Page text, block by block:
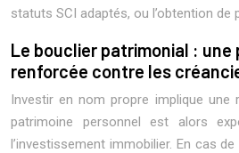
statuts SCI adaptés, ou l’obtention de
Le bouclier patrimonial :
renforcée contre les
Investir en nom propre implique une
patrimoine personnel est alors
l’investissement immobilier. En cas